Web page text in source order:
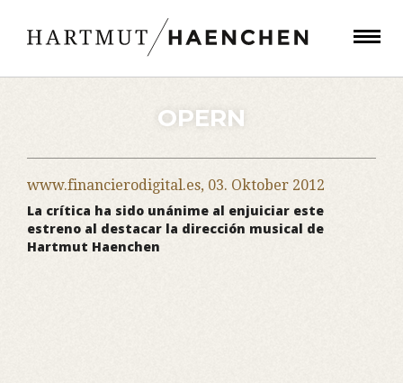
OPERN
www.financierodigital.es, 03. Oktober 2012
La crítica ha sido unánime al enjuiciar este
estreno al destacar la dirección musical de
Hartmut Haenchen